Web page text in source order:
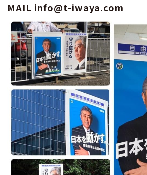
MAIL info@t-iwaya.com